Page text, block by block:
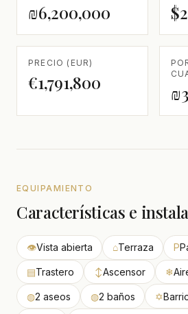
₪6,200,000
PRECIO (EUR)
€1,791,800
EQUIPAMIENTO
Características e
👁Vista abierta ⌂Terraza P
▤Trastero ↕Ascensor ❄
◍2 aseos ◍2 baños ✡